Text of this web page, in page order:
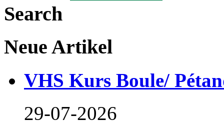
Search
Neue Artikel
VHS Kurs Boule/
29-07-2026